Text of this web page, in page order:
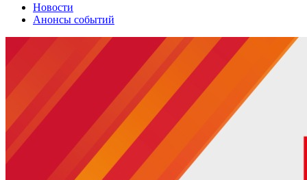
Новости
Анонсы событий